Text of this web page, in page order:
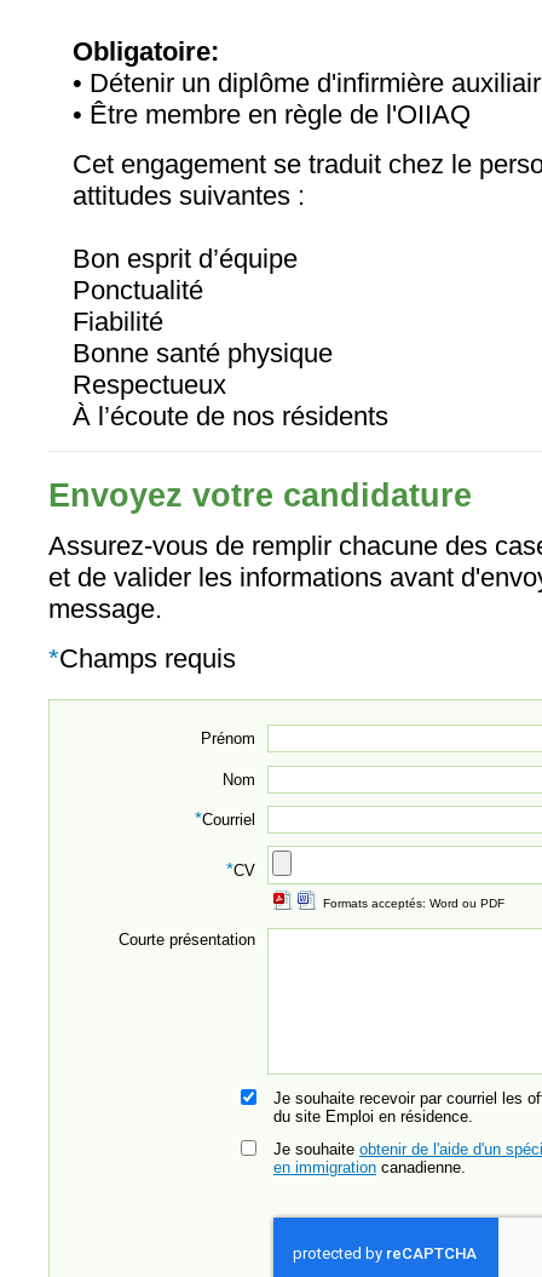
Obligatoire:
• Détenir un diplôme d'infirmière
• Être membre en règle de l'OIIAQ
Cet engagement se traduit chez le
attitudes suivantes :
Bon esprit d’équipe
Ponctualité
Fiabilité
Bonne santé physique
Respectueux
À l’écoute de nos résidents
Envoyez votre candidature
Assurez-vous de remplir chacune des
et de valider les informations avant
message.
*Champs requis
Prénom
Nom
*Courriel
*CV
Formats acceptés: Word ou PDF
Courte présentation
Je souhaite recevoir par courriel les
du site Emploi en résidence.
Je souhaite obtenir de l'aide d'un
en immigration canadienne.